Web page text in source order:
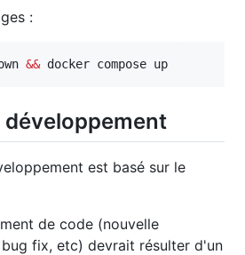
:
&& docker compose up
est basé sur le
de code (nouvelle
fix, etc) devrait résulter d'un